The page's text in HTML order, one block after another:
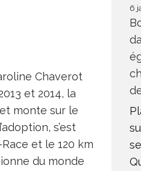
Chaverot
et 2014, la
monte sur le
s’est
et le 120 km
du monde
6